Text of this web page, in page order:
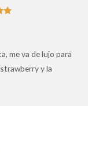
me va de lujo para
y la